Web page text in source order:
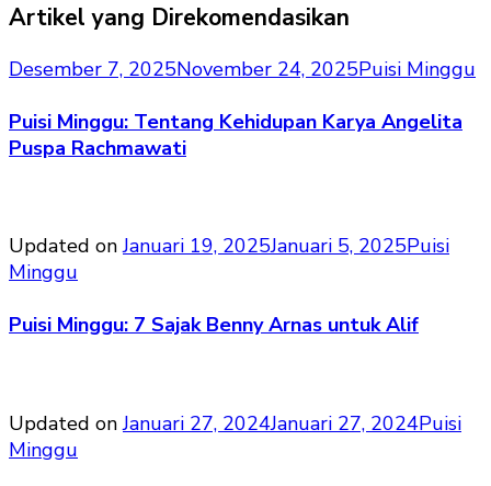
Artikel yang Direkomendasikan
Desember 7, 2025November 24, 2025Puisi Minggu
Puisi Minggu: Tentang Kehidupan Karya Angelita
Puspa Rachmawati
Updated onJanuari 19, 2025Januari 5, 2025Puisi
Minggu
Puisi Minggu: 7 Sajak Benny Arnas untuk Alif
Updated onJanuari 27, 2024Januari 27, 2024Puisi
Minggu